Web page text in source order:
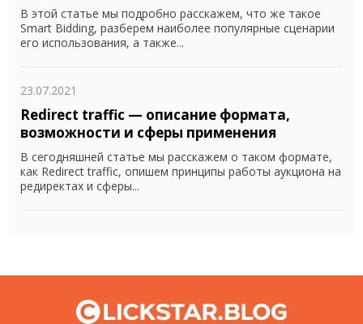
В этой статье мы подробно расскажем, что же такое
Smart Bidding, разберем наиболее популярные сценарии
его использования, а также...
23.07.2021
Redirect traffic — описание формата,
возможности и сферы применения
В сегодняшней статье мы расскажем о таком формате,
как Redirect traffic, опишем принципы работы аукциона на
редиректах и сферы...